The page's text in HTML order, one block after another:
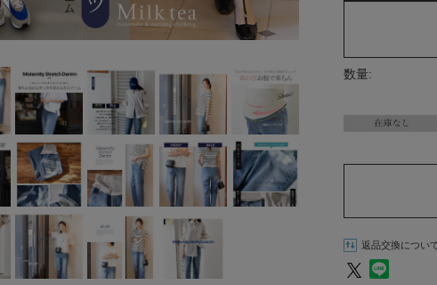
数量:
返品交換につい